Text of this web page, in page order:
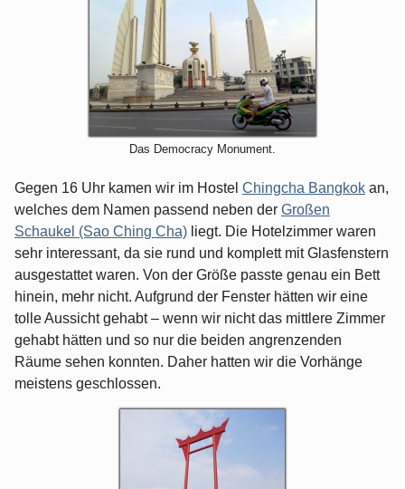
Das Democracy Monument.
Gegen 16 Uhr kamen wir im Hostel Chingcha Bangkok an,
welches dem Namen passend neben der Großen
Schaukel (Sao Ching Cha) liegt. Die Hotelzimmer waren
sehr interessant, da sie rund und komplett mit Glasfenstern
ausgestattet waren. Von der Größe passte genau ein Bett
hinein, mehr nicht. Aufgrund der Fenster hätten wir eine
tolle Aussicht gehabt – wenn wir nicht das mittlere Zimmer
gehabt hätten und so nur die beiden angrenzenden
Räume sehen konnten. Daher hatten wir die Vorhänge
meistens geschlossen.